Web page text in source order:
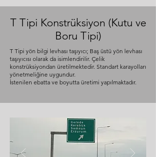
T Tipi Konstrüksiyon (Kutu ve
Boru Tipi)
T Tipi yön bilgi levhası taşıyıcı; Baş üstü yön levhası
taşıyıcısı olarak da isimlendirilir. Çelik
konstrüksiyondan üretilmektedir. Standart karayolları
yönetmeliğine uygundur.
İstenilen ebatta ve boyutta üretimi yapılmaktadır.